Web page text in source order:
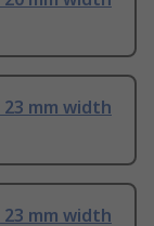
23 mm width
23 mm width